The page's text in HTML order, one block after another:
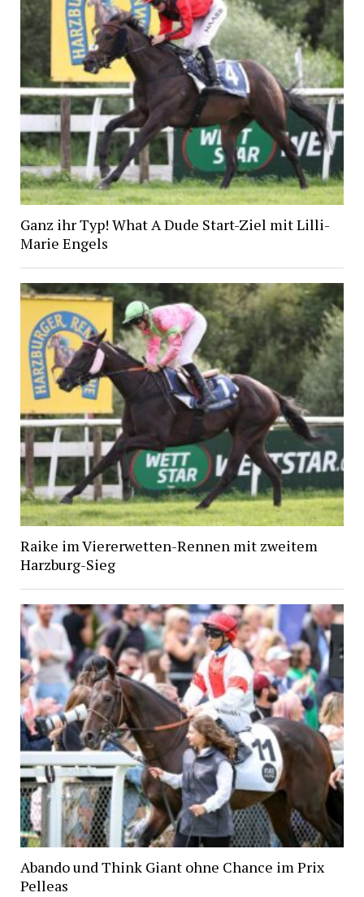
Ganz ihr Typ! What A Dude Start-Ziel mit Lilli-
Marie Engels
Raike im Viererwetten-Rennen mit zweitem
Harzburg-Sieg
Abando und Think Giant ohne Chance im Prix
Pelleas